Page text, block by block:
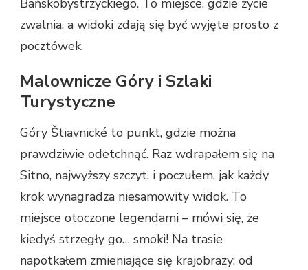
Bańskobystrzyckiego. To miejsce, gdzie życie
zwalnia, a widoki zdają się być wyjęte prosto z
pocztówek.
Malownicze Góry i Szlaki
Turystyczne
Góry Štiavnické to punkt, gdzie można
prawdziwie odetchnąć. Raz wdrapałem się na
Sitno, najwyższy szczyt, i poczułem, jak każdy
krok wynagradza niesamowity widok. To
miejsce otoczone legendami – mówi się, że
kiedyś strzegły go… smoki! Na trasie
napotkałem zmieniające się krajobrazy: od